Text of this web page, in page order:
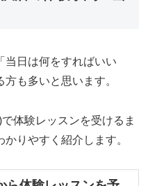
当日は何をすればいい
も多いと思います。
体験レッスンを受けるま
りやすく紹介します。